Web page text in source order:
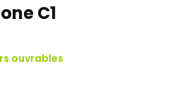
C1
ouvrables